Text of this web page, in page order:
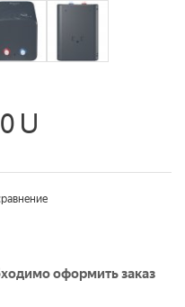
U
оформить заказ